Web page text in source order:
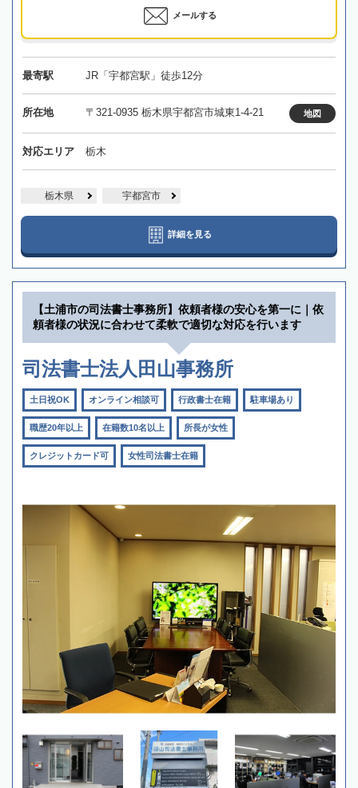
メールする
最寄駅 JR「宇都宮駅」徒歩12分
所在地 〒321-0935 栃木県宇都宮市城東1-4-21 地図
対応エリア 栃木
栃木県 宇都宮市
詳細を見る
【土浦市の司法書士事務所】依頼者様の安心を第一に｜依
頼者様の状況に合わせて柔軟で適切な対応を行います
司法書士法人田山事務所
土日祝OK オンライン相談可 行政書士在籍 駐車場あり
職歴20年以上 在籍数10名以上 所長が女性
クレジットカード可 女性司法書士在籍